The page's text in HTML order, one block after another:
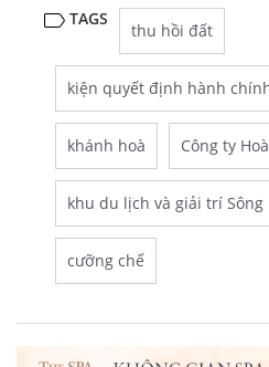
TAGS
thu hồi đất
kiện quyết định hành
khánh hoà Công ty
khu du lịch và giải trí Sông
cưỡng chế